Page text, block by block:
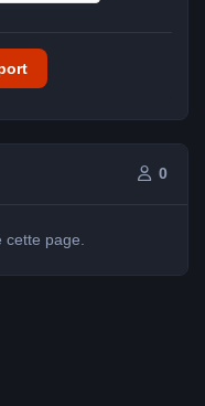
0
page.